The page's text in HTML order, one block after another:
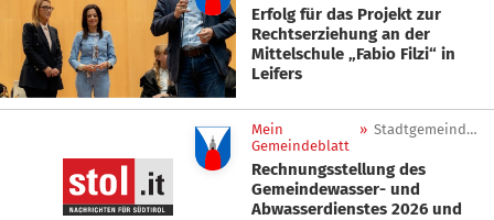
Erfolg für das Projekt zur
Rechtserziehung an der
Mittelschule „Fabio Filzi“ in
Leifers
Mein
Gemeindeblatt
» Stadtgemeinde Leifers
Rechnungsstellung des
Gemeindewasser- und
Abwasserdienstes 2026 und